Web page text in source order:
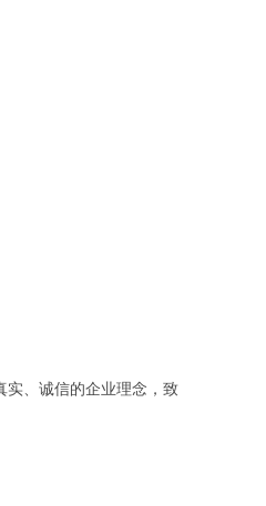
实、诚信的企业理念，致